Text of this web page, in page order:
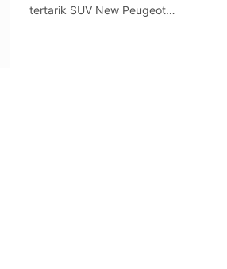
tertarik SUV New Peugeot…